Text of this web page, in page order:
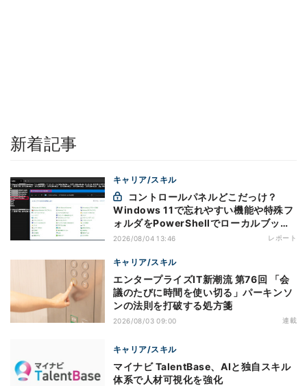
新着記事
キャリア/スキル
Windows 11で忘れやすい機能や特殊フ
ォルダをPowerShellでローカルブック
マーク化
2026/08/04 13:46 レポート
キャリア/スキル
エンタープライズIT新潮流 第76回 「会
議のたびに時間を使い切る」パーキンソ
ンの法則を打破する処方箋
2026/08/03 09:00 連載
キャリア/スキル
マイナビ TalentBase、AIと独自スキル
体系で人材可視化を強化